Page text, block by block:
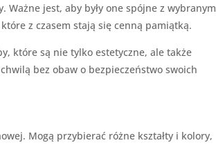
jest, aby były one spójne z wybranym
z czasem stają się cenną pamiątką.
które są nie tylko estetyczne, ale także
bez obaw o bezpieczeństwo swoich
Mogą przybierać różne kształty i kolory,